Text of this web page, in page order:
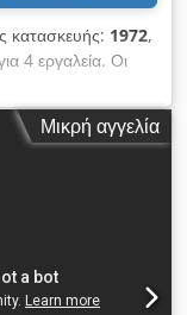
κατασκευής: 1972,
4 εργαλεία. Οι
τα εμπρός και
40 er και μήκος
πριόνι
Μικρή αγγελία